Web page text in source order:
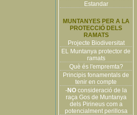
Estandar
MUNTANYES PER A LA
PROTECCIÓ DELS
RAMATS
Projecte Biodiversitat
EL Muntanya protector de
ramats
Què és l'empremta?
Principis fonamentals de
tenir en compte
-NOconsideració de la
raça Gos de Muntanya
dels Pirineus com a
potencialment perillosa